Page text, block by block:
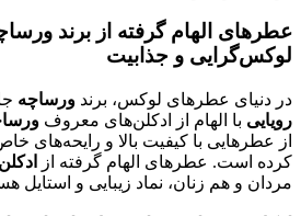
عطرهای الهام گرفته از برند
لوکس‌گرایی و جذابیت
در دنیای عطرهای لوکس، برند ورساچه
رویایی با الهام از ادکلن‌های معروف
از عطرهایی با کیفیت بالا و رایحه‌های
کرده است. عطرهای الهام گرفته از
مردان و هم زنان، نماد زیبایی و استایل